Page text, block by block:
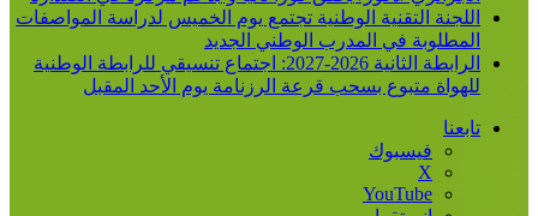
اللجنة التقنية الوطنية تجتمع يوم الخميس لدراسة المواصفات
المطلوبة في المدرب الوطني الجديد
الرابطة الثانية 2026-2027: اجتماع تنسيقي للرابطة الوطنية
للهواة متبوع بسحب قرعة الرزنامة يوم الأحد المقبل
تابعنا
فيسبوك
‫X
‫YouTube